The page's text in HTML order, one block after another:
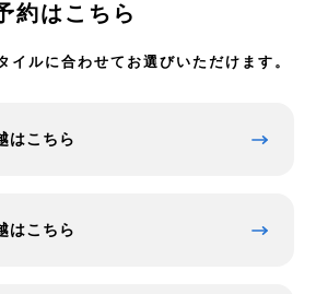
約はこちら
イルに合わせてお選びいただけます。
はこちら
はこちら